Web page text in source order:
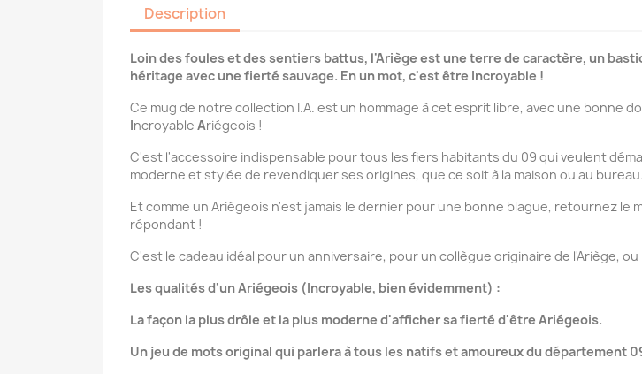
Description
Loin des foules et des sentiers battus, l'Ariège est une terre de caractère, un
héritage avec une fierté sauvage. En un mot, c'est être Incroyable !
Ce mug de notre collection I.A. est un hommage à cet esprit libre, avec une bonne
Incroyable Ariégeois !
C'est l'accessoire indispensable pour tous les fiers habitants du 09 qui veulent
moderne et stylée de revendiquer ses origines, que ce soit à la maison ou au bureau.
Et comme un Ariégeois n'est jamais le dernier pour une bonne blague, retournez le
répondant !
C'est le cadeau idéal pour un anniversaire, pour un collègue originaire de l'Ariège,
Les qualités d'un Ariégeois (Incroyable, bien évidemment) :
La façon la plus drôle et la plus moderne d'afficher sa fierté d'être Ariégeois.
Un jeu de mots original qui parlera à tous les natifs et amoureux du département